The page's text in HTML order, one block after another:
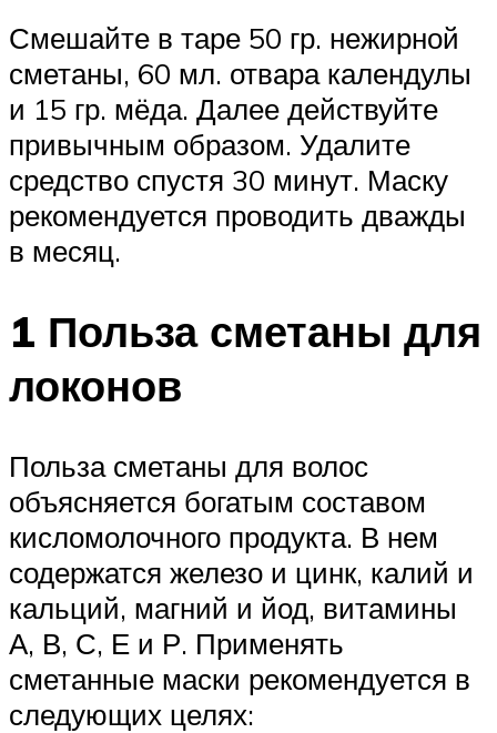
Смешайте в таре 50 гр. нежирной
сметаны, 60 мл. отвара календулы
и 15 гр. мёда. Далее действуйте
привычным образом. Удалите
средство спустя 30 минут. Маску
рекомендуется проводить дважды
в месяц.
1 Польза сметаны для
локонов
Польза сметаны для волос
объясняется богатым составом
кисломолочного продукта. В нем
содержатся железо и цинк, калий и
кальций, магний и йод, витамины
А, В, С, Е и Р. Применять
сметанные маски рекомендуется в
следующих целях: